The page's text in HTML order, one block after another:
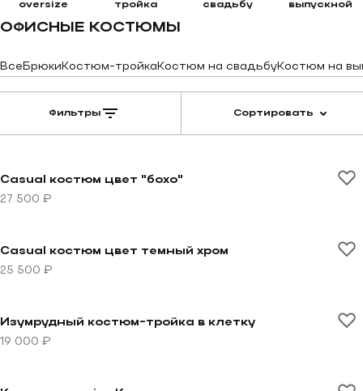
oversize
тройка
свадьбу
выпускной
ОФИСНЫЕ КОСТЮМЫ
ВсеБрюкиКостюм-тройкаКостюм на свадьбуКостюм на
Фильтры Сортировать
Casual костюм цвет "бохо"
27 500 ₽
Перейти к товару Casual костюм цвет темный хром
Casual костюм цвет темный хром
25 500 ₽
Перейти к товару Изумрудный костюм-тройка в
Изумрудный костюм-тройка в клетку
19 000 ₽